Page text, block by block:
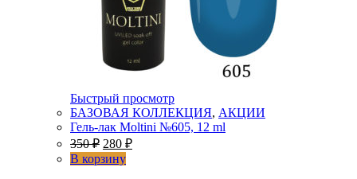
Быстрый просмотр
БАЗОВАЯ КОЛЛЕКЦИЯ, АКЦИИ
Гель-лак Moltini №605, 12 ml
350₽ 280 ₽
В корзину